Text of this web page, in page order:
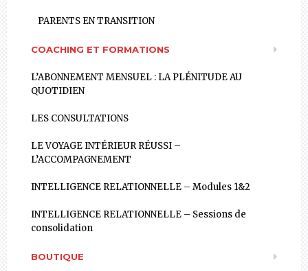
PARENTS EN TRANSITION
COACHING ET FORMATIONS
L’ABONNEMENT MENSUEL : LA PLÉNITUDE AU
QUOTIDIEN
LES CONSULTATIONS
LE VOYAGE INTÉRIEUR RÉUSSI –
L’ACCOMPAGNEMENT
INTELLIGENCE RELATIONNELLE – Modules 1&2
INTELLIGENCE RELATIONNELLE – Sessions de
consolidation
BOUTIQUE